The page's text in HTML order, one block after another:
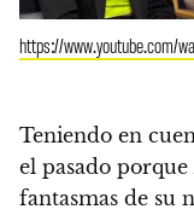
https://www.youtube.com/
Teniendo en
el pasado porque
fantasmas de su